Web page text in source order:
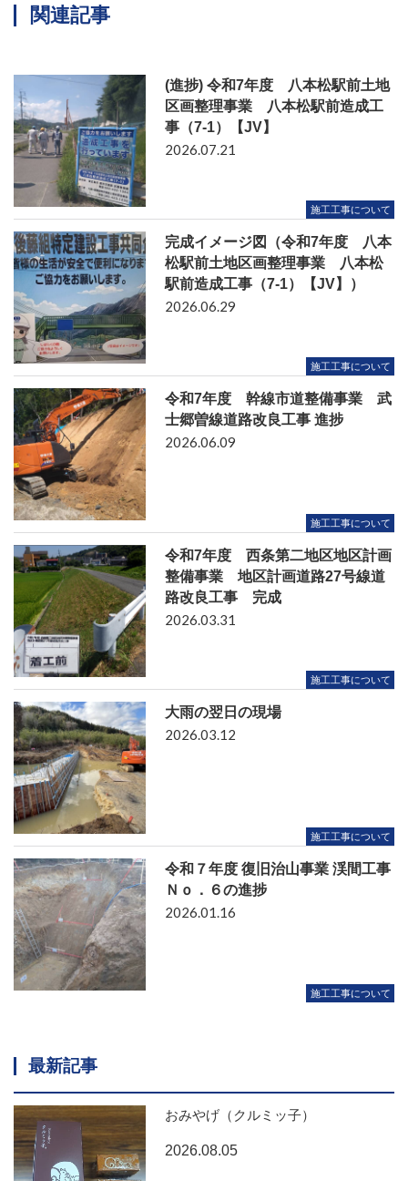
関連記事
(進捗) 令和7年度 八本松駅前土地
区画整理事業 八本松駅前造成工
事（7-1）【JV】
施工工事について
2026.07.21
完成イメージ図（令和7年度 八本
松駅前土地区画整理事業 八本松
駅前造成工事（7-1）【JV】）
施工工事について
2026.06.29
令和7年度 幹線市道整備事業 武
士郷曽線道路改良工事 進捗
施工工事について
2026.06.09
令和7年度 西条第二地区地区計画
整備事業 地区計画道路27号線道
路改良工事 完成
施工工事について
2026.03.31
大雨の翌日の現場
施工工事について
2026.03.12
令和７年度 復旧治山事業 渓間工事
Ｎｏ．６の進捗
施工工事について
2026.01.16
最新記事
おみやげ（クルミッ子）
2026.08.05